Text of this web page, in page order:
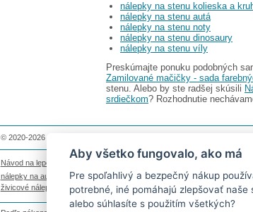
nálepky na stenu kolieska a
nálepky na stenu autá
nálepky na stenu noty
nálepky na stenu dinosaury
nálepky na stenu víly
Preskúmajte ponuku podobných
Zamilované mačičky - sada
stenu. Alebo by ste radšej skúsili
srdiečkom? Rozhodnutie
© 2020-2026 Dekolepky.sk prevádzkuje
Návod na lepenie Životnosť nálepiek na stenu| Magazín
nálepky na auto
magnetky s fotkou|nálepky dieťa v aute|
živicové nálepky
fotokalendáre
Aby všetko fungovalo, ako má
Pre spoľahlivý a bezpečný nákup
potrebné, iné pomáhajú zlepšovať naše
alebo súhlasíte s použitím všetkých?